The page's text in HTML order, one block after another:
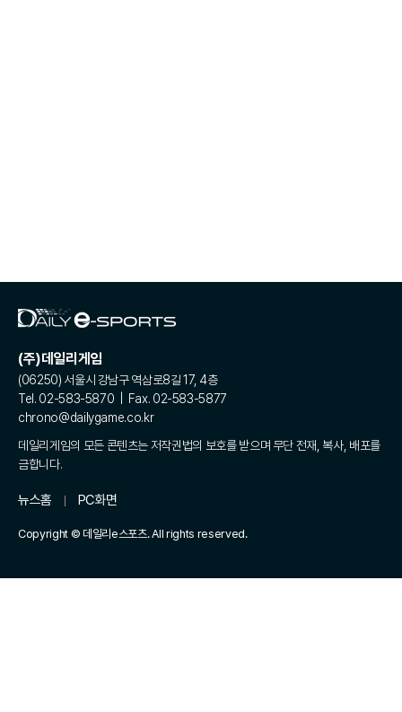
(주)데일리게임
(06250) 서울시 강남구 역삼로8길 17, 4층
Tel. 02-583-5870 | Fax. 02-583-5877
chrono@dailygame.co.kr
데일리게임의 모든 콘텐츠는 저작권법의 보호를 받으며 무단 전재, 복사, 배포를
금합니다.
뉴스홈 PC화면
Copyright © 데일리e스포츠. All rights reserved.